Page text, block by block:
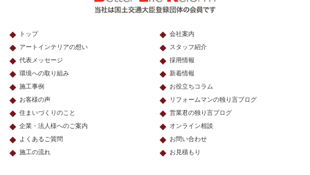
トップ
アートインテリアの想い
代表メッセージ
環境への取り組み
施工事例
お客様の声
住まいづくりのこと
企業・法人様へのご案内
よくあるご質問
施工の流れ
会社案内
スタッフ紹介
採用情報
新着情報
お役立ちコラム
リフォームマンの独り言ブログ
営業君の独り言ブログ
オンライン相談
お問い合わせ
お見積もり